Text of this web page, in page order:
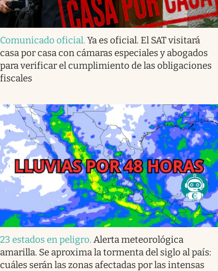
Comunicado oficial. Ya es oficial. El SAT visitará
casa por casa con cámaras especiales y abogados
para verificar el cumplimiento de las obligaciones
fiscales
23 estados en peligro. Alerta meteorológica
amarilla. Se aproxima la tormenta del siglo al país:
cuáles serán las zonas afectadas por las intensas